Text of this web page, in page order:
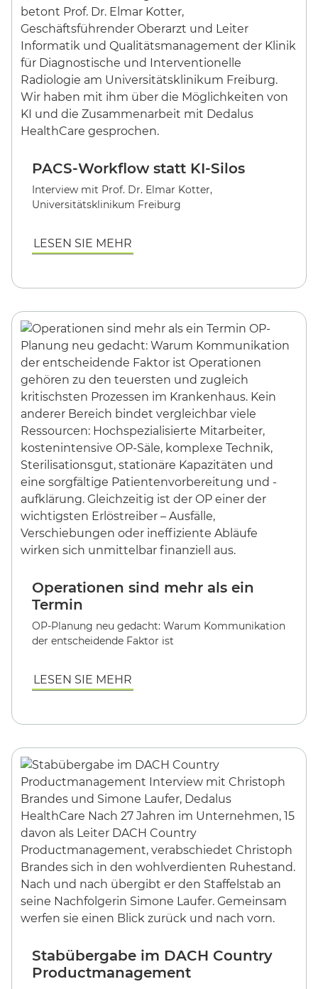
PACS-Workflow statt KI-Silos
Interview mit Prof. Dr. Elmar Kotter,
Universitätsklinikum Freiburg
LESEN SIE MEHR
Operationen sind mehr als ein
Termin
OP-Planung neu gedacht: Warum Kommunikation
der entscheidende Faktor ist
LESEN SIE MEHR
Stabübergabe im DACH Country
Productmanagement